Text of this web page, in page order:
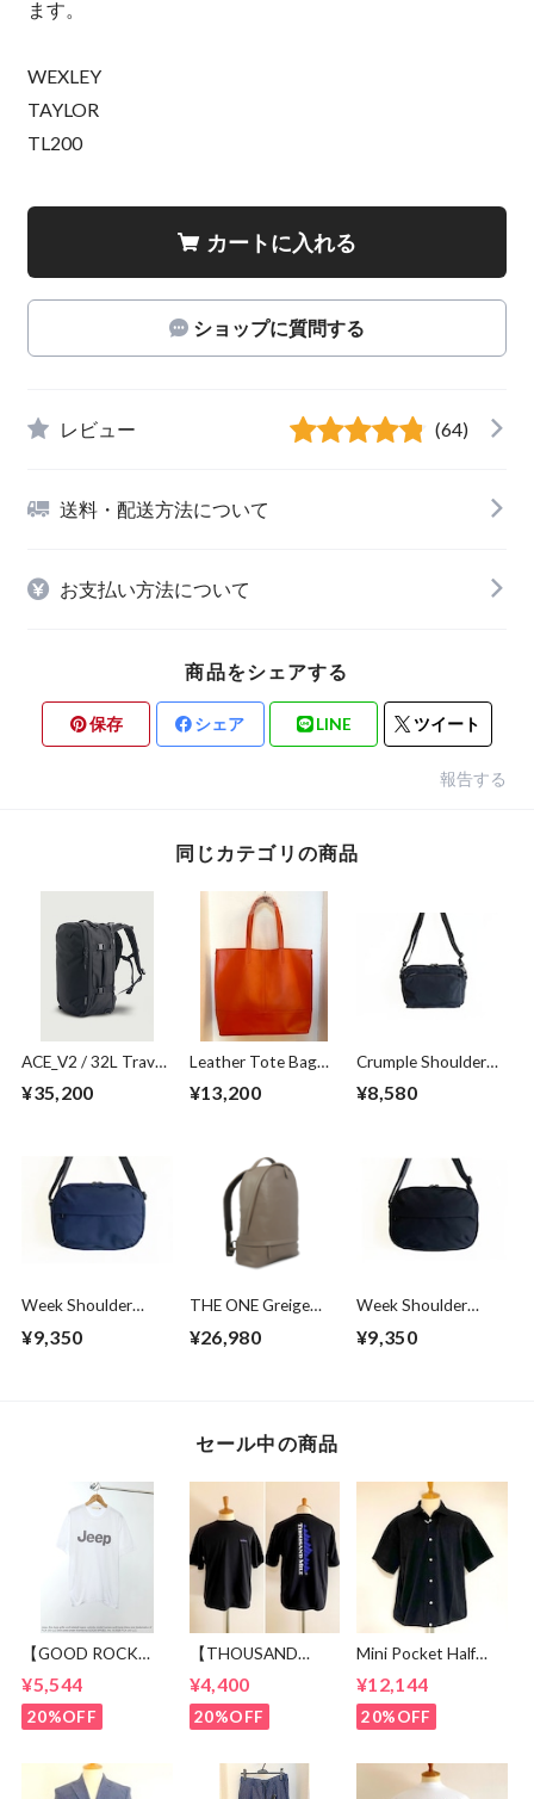
ます。
WEXLEY
TAYLOR
TL200
カートに入れる
ショップに質問する
レビュー (64)
送料・配送方法について
お支払い方法について
商品をシェアする
保存 シェア LINE ツイート
報告する
同じカテゴリの商品
ACE_V2 / 32L Travel
Pack 1680D
Cordura® Ballistic
¥35,200
Leather Tote Bag
Orange
¥13,200
Crumple Shoulder
Bag Black
¥8,580
Week Shoulder
¥9,350
THE ONE Greige
¥26,980
Week Shoulder
¥9,350
セール中の商品
【GOOD ROCK
SPEED】 Jeep®
Logo T-shirt
White
¥5,544
20%OFF
【THOUSAND
MILE】 Short Sleeve
Print T-shirt Vertical
Logo Black
¥4,400
20%OFF
Mini Pocket Half
Sleeve Shirts Black
¥12,144
20%OFF